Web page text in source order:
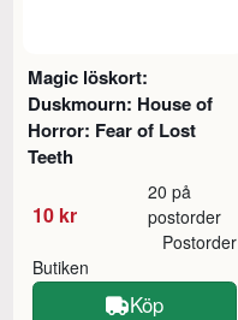
Magic löskort:
Duskmourn: House of
Horror: Fear of Lost
Teeth
10 kr
20 på
postorder
Butiken
Postorder
Köp